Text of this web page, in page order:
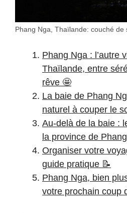
Phang Nga, Thaïlande: couché de
Phang Nga : l’autre
Thaïlande, entre
rêve 🤩
La baie de Phang
naturel à couper le
Au-delà de la baie :
la province de
Organiser votre
guide pratique 📝
Phang Nga, bien
votre prochain coup